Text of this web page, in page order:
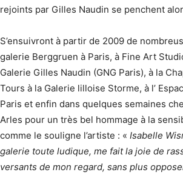
rejoints par Gilles Naudin se penchent
S’ensuivront à partir de 2009 de
galerie Berggruen à Paris, à Fine Art
Galerie Gilles Naudin (GNG Paris), à la
Tours à la Galerie lilloise Storme, à l’
Paris et enfin dans quelques semaines
Arles pour un très bel hommage à la
comme le souligne l’artiste : « Isabelle
galerie toute ludique, me fait la joie de
versants de mon regard, sans plus